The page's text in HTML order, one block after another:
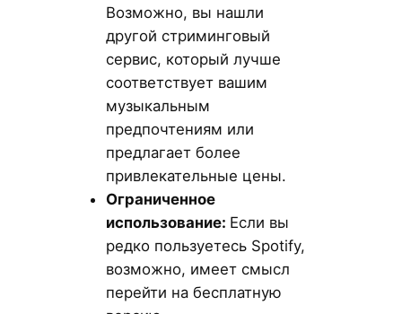
Возможно, вы нашли
другой стриминговый
сервис, который лучше
соответствует вашим
музыкальным
предпочтениям или
предлагает более
привлекательные цены.
Ограниченное
использование: Если вы
редко пользуетесь Spotify,
возможно, имеет смысл
перейти на бесплатную